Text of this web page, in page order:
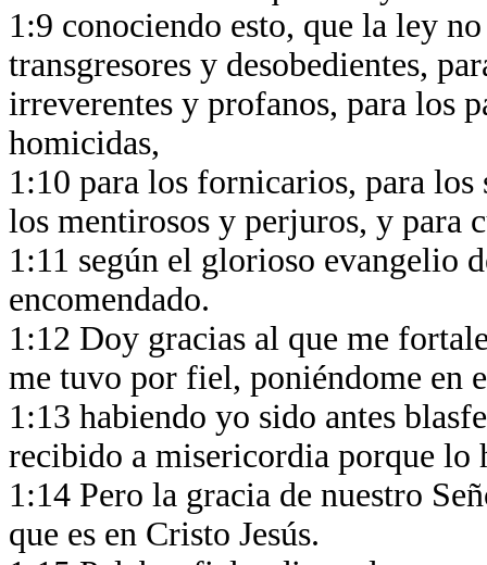
1:9 conociendo esto, que la ley
transgresores y desobedientes,
irreverentes y profanos, para los
homicidas,
1:10 para los fornicarios, para los
los mentirosos y perjuros, y para
1:11 según el glorioso evangelio
encomendado.
1:12 Doy gracias al que me
me tuvo por fiel, poniéndome en
1:13 habiendo yo sido antes
recibido a misericordia porque
1:14 Pero la gracia de nuestro
que es en Cristo Jesús.